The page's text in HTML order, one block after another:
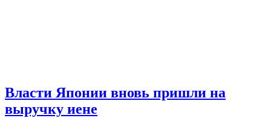
Власти Японии вновь пришли на
выручку иене